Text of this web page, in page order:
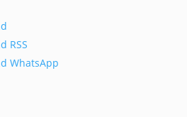
RSS
WhatsApp